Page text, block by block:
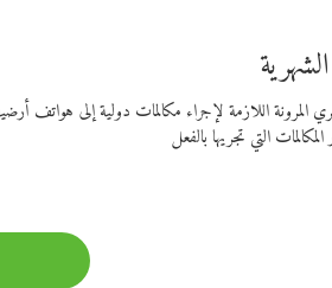
المرونة اللازمة لإجراء مكالمات دولية إلى
التي تجريها بالفعل